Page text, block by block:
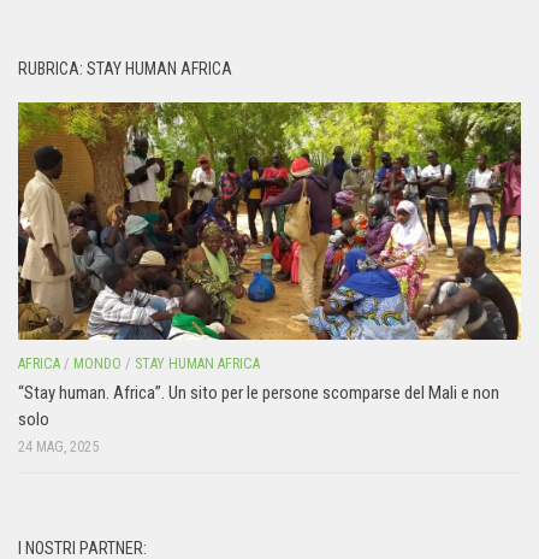
RUBRICA: STAY HUMAN AFRICA
AFRICA / MONDO / STAY HUMAN AFRICA
“Stay human. Africa”. Un sito per le persone scomparse del Mali e non
solo
24 MAG, 2025
I NOSTRI PARTNER: